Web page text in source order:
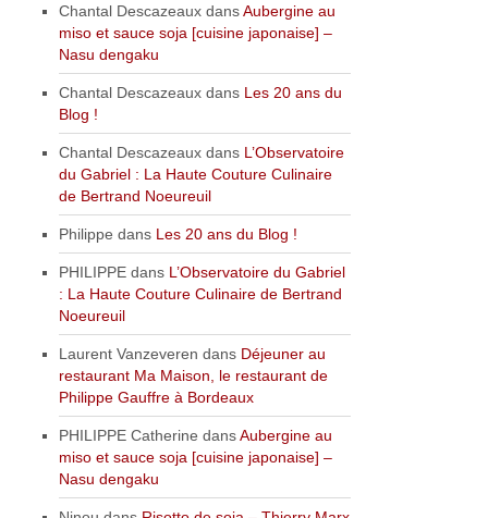
Chantal Descazeaux dansAubergine au
miso et sauce soja [cuisine japonaise] –
Nasu dengaku
Chantal Descazeaux dans Les 20 ans du
Blog !
Chantal Descazeaux dans L’Observatoire
du Gabriel : La Haute Couture Culinaire
de Bertrand Noeureuil
Philippe dans Les 20 ans du Blog !
PHILIPPE dans L’Observatoire du Gabriel
: La Haute Couture Culinaire de Bertrand
Noeureuil
Laurent Vanzeveren dans Déjeuner au
restaurant Ma Maison, le restaurant de
Philippe Gauffre à Bordeaux
PHILIPPE Catherine dansAubergine au
miso et sauce soja [cuisine japonaise] –
Nasu dengaku